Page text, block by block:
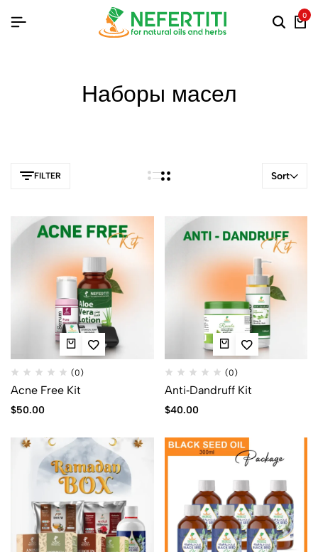
0
Наборы масел
FILTER Sort
(0)
Acne Free Kit
$50.00
(0)
Anti‑Dandruff Kit
$40.00